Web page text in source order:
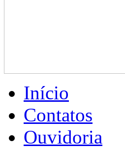
Início
Contatos
Ouvidoria